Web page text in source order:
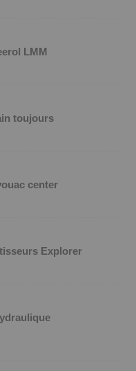
LMM
toujours
center
Explorer